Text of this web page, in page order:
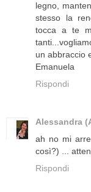
legno,
stesso la
tocca a te
un abbraccio
Emanuela
Rispondi
Alessandra
ah no mi
così?) ...
Rispondi